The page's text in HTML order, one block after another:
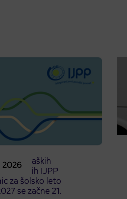
2026 dijaških
IJPP
za šolsko leto
se začne 21.